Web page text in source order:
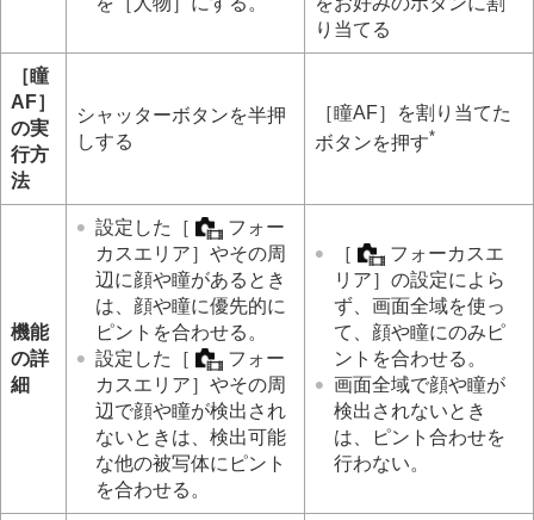
ドライブモードを使う（連写/セルフタイマー）
より高解像の静止画を撮影する
画質や記録形式を設定する
タッチ機能を使う
ズームする
フラッシュを使う
手ブレを補正する
レンズ補正（静止画/動画）
ノイズリダクション
撮影中の画面表示を設定する
動画の音声を記録する
動画を撮影しながら静止画を切り出す
TC/UB設定
外部RAWレコーダーにRAW動画を出力する
画像と音声をライブ配信する
カメラをカスタマイズする
再生する
り当てる
［瞳
AF］
の実
行方
法
シャッターボタンを半押
しする
［瞳AF］
を割り当てた
ボタンを押す*
機能
の詳
細
設定した ［
フォー
カスエリア］ やその周
辺に顔や瞳があるとき
は、顔や瞳に優先的に
ピントを合わせる。
設定した
［
フォー
カスエリア］ やその周
辺で顔や瞳が検出され
ないときは、検出可能
な他の被写体にピント
を合わせる。
［
フォーカスエ
リア］ の設定によら
ず、画面全域を使っ
て、顔や瞳にのみピ
ントを合わせる。
画面全域で顔や瞳が
検出されないとき
は、ピント合わせを
行わない。